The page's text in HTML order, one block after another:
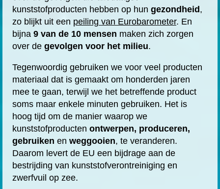
kunststofproducten hebben op hun gezondheid,
zo blijkt uit een peiling van Eurobarometer. En
bijna 9 van de 10 mensen maken zich zorgen
over de gevolgen voor het milieu.
Tegenwoordig gebruiken we voor veel producten
materiaal dat is gemaakt om honderden jaren
mee te gaan, terwijl we het betreffende product
soms maar enkele minuten gebruiken. Het is
hoog tijd om de manier waarop we
kunststofproducten ontwerpen, produceren,
gebruiken en weggooien, te veranderen.
Daarom levert de EU een bijdrage aan de
bestrijding van kunststofverontreiniging en
zwerfvuil op zee.